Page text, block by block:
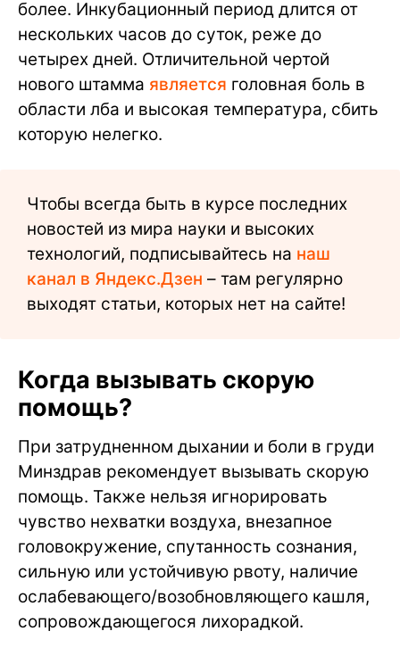
более. Инкубационный период длится от
нескольких часов до суток, реже до
четырех дней. Отличительной чертой
нового штамма является головная боль в
области лба и высокая температура, сбить
которую нелегко.
Чтобы всегда быть в курсе последних
новостей из мира науки и высоких
технологий, подписывайтесь на наш
канал в Яндекс.Дзен – там регулярно
выходят статьи, которых нет на сайте!
Когда вызывать скорую
помощь?
При затрудненном дыхании и боли в груди
Минздрав рекомендует вызывать скорую
помощь. Также нельзя игнорировать
чувство нехватки воздуха, внезапное
головокружение, спутанность сознания,
сильную или устойчивую рвоту, наличие
ослабевающего/возобновляющего кашля,
сопровождающегося лихорадкой.